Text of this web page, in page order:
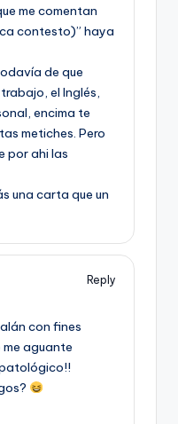
me comentan
contesto)” haya
de que
el Inglés,
encima te
metiches. Pero
por ahi las
una carta que un
Reply
con fines
aguante